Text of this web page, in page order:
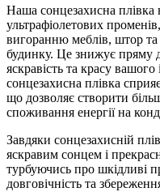
Наша сонцезахисна плівка
ультрафіолетових
вигоранню меблів, штор
будинку. Це знижує пряму
яскравість та красу
сонцезахисна плівка
що дозволяє створити
споживання енергії на
Завдяки сонцезахисній
яскравим сонцем і
турбуючись про шкідливі
довговічність та